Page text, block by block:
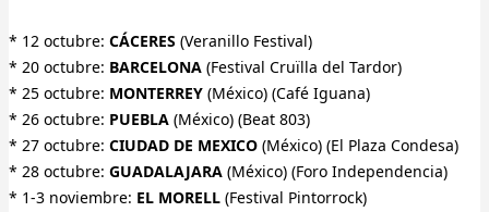
* 12 octubre: CÁCERES (Veranillo Festival)
* 20 octubre: BARCELONA (Festival Cruïlla del Tardor)
* 25 octubre: MONTERREY (México) (Café Iguana)
* 26 octubre: PUEBLA (México) (Beat 803)
* 27 octubre: CIUDAD DE MEXICO (México) (El Plaza Condesa)
* 28 octubre: GUADALAJARA (México) (Foro Independencia)
* 1-3 noviembre: EL MORELL (Festival Pintorrock)